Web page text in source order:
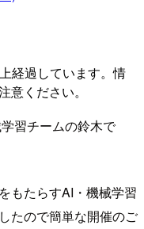
経過しています。情
ください。
習チームの鈴木で
もたらすAI・機械学習
たので簡単な開催のご